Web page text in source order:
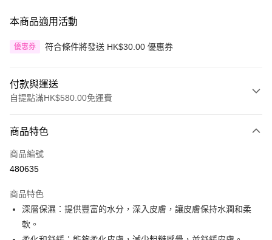
本商品適用活動
優惠券 符合條件將發送 HK$30.00 優惠券
付款與運送
自提點滿HK$580.00免運費
信用卡
Apple Pay
AlipayHK
PayMe
商品特色
商品編號
480635
商品特色
深層保濕：提供豐富的水分，深入皮膚，讓皮膚保持水潤和柔
軟。